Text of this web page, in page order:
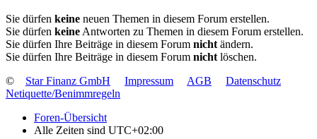
Sie dürfen keine neuen Themen in diesem Forum erstellen.
Sie dürfen keine Antworten zu Themen in diesem Forum erstellen.
Sie dürfen Ihre Beiträge in diesem Forum nicht ändern.
Sie dürfen Ihre Beiträge in diesem Forum nicht löschen.
©
Star Finanz GmbH Impressum AGB
Datenschutz
Netiquette/Benimmregeln
Foren-Übersicht
Alle Zeiten sind UTC+02:00